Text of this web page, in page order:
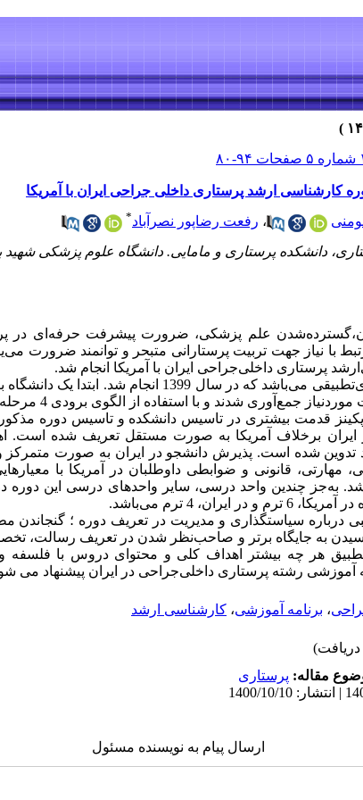
کارشناسی ارشد پرستاری داخلی جراحی ایران با آمریکا
، رفعت رضاپور نصرآباد*
دانشکده پرستاری و مامایی. دانشگاه علوم پزشکی شهید
علم پزشکی، ضرورت پیشرفت حرفه‌ای در
با نیاز جهت تربیت پرستارانی متبحر و توانمند ضرورت
پرستاری داخلی‌جراحی ایران با آمریکا انجام شد.
روش‌: مطالعه حاضر از نوع مروری‌تطبیقی می‌باشد که
شدند و با استفاده از الگوی برودی 4 مرحله‌ای مورد مقایسه قرار گرفتند.
قدمت بیشتری در تاسیس دانشکده و تاسیس دوره
ایران برخلاف آمریکا به صورت مستقل تعریف شده است.
تدوین شده است. پذیرش دانشجو در ایران به صورت
مهارتی، قانونی و ضوابطی داوطلبان در آمریکا با
به‌جز چندین واحد درسی، سایر واحدهای درسی این دوره در
4 ترم می‌باشد.
درباره سیاستگذاری و مدیریت در تعریف دوره ؛ گنجاندن
به جایگاه برتر و صاحب‌نظر شدن در تعریف رسالت،
هر چه بیشتر اهداف ‌کلی و محتوای دروس با فلسفه
آموزشی رشته پرستاری داخلی‌جراحی در ایران پیشنهاد می
، برنامه آموزشی، کارشناسی ارشد
مقاله: پرستاری
ارسال پیام به نویسنده مسئول